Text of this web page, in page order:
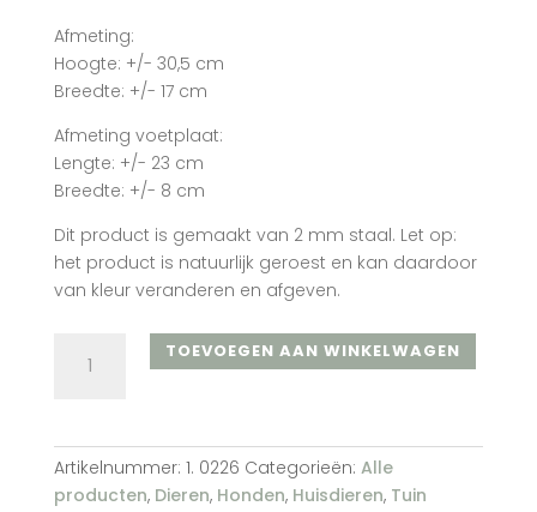
Afmeting:
Hoogte: +/- 30,5 cm
Breedte: +/- 17 cm
Afmeting voetplaat:
Lengte: +/- 23 cm
Breedte: +/- 8 cm
Dit product is gemaakt van 2 mm staal. Let op:
het product is natuurlijk geroest en kan daardoor
van kleur veranderen en afgeven.
bulldog
TOEVOEGEN AAN WINKELWAGEN
Artikelnummer: 1. 0226 Categorieën: Alle
producten, Dieren, Honden, Huisdieren, Tuin